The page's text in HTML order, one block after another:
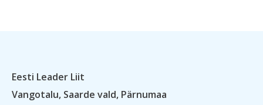
Eesti Leader Liit
Vangotalu, Saarde vald, Pärnumaa